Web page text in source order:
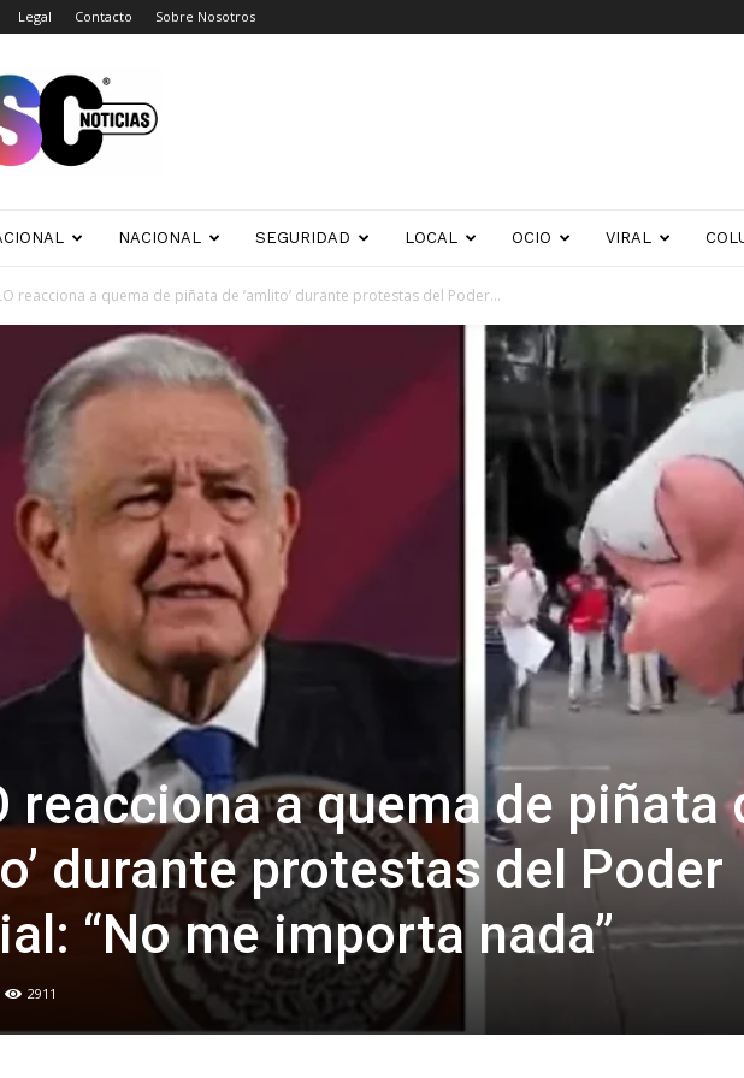
Legal Contacto Sobre Nosotros
NACIONAL SEGURIDAD LOCAL OCIO VIRAL
reacciona a quema de piñata de ‘amlito’ durante protestas del Poder...
reacciona a quema de piñata
durante protestas del Poder
“No me importa nada”
2911